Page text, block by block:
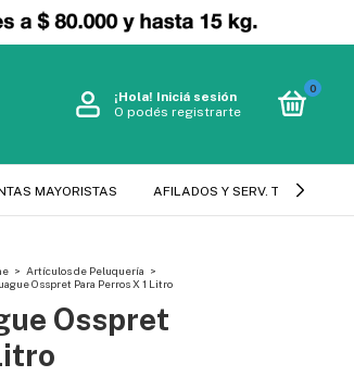
¡Hola! Iniciá sesión
O podés registrarte
0
MAYORISTAS AFILADOS Y SERV. TECNICO
> Artículos de Peluquería >
Osspret Para Perros X 1 Litro
Osspret